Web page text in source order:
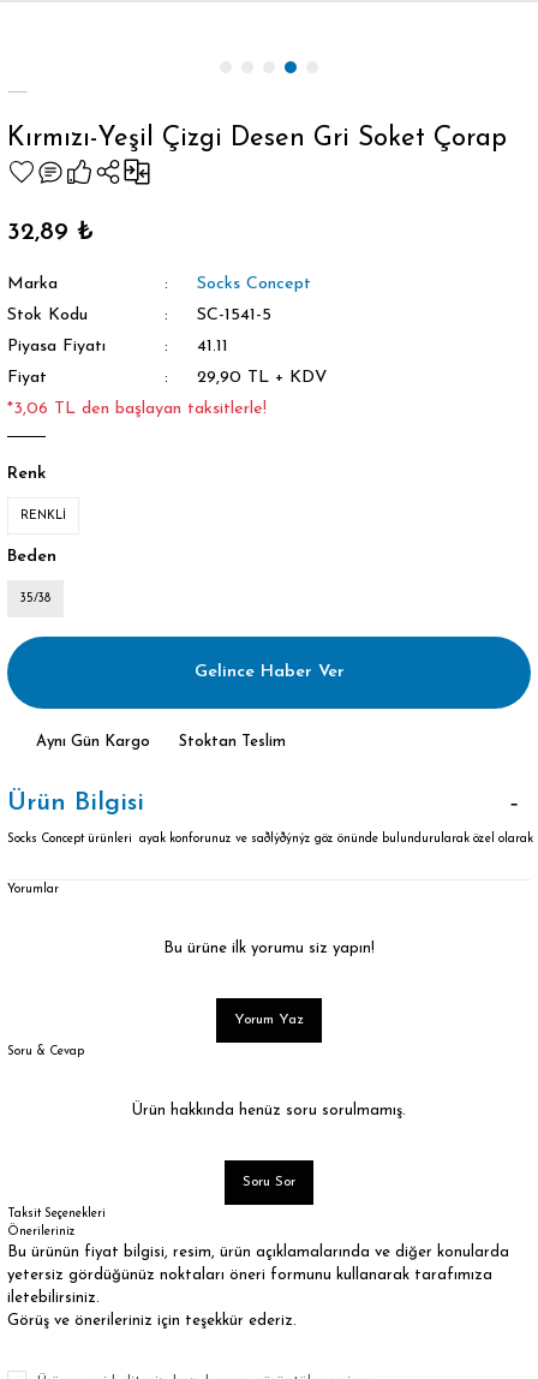
Kırmızı-Yeşil Çizgi Desen Gri Soket Çorap
32,89 ₺
Marka
Socks Concept
Stok Kodu
SC-1541-5
Piyasa Fiyatı
41.11
Fiyat
29,90 TL + KDV
*3,06 TL den başlayan taksitlerle!
Renk
RENKLİ
Beden
35/38
Gelince Haber Ver
Aynı Gün Kargo Stoktan Teslim
Ürün Bilgisi
Socks Concept ürünleri ayak konforunuz ve saðlýðýnýz göz önünde bulundurularak özel
Yorumlar
Bu ürüne ilk yorumu siz yapın!
Yorum Yaz
Soru & Cevap
Ürün hakkında henüz soru sorulmamış.
Soru Sor
Taksit Seçenekleri
Önerileriniz
Bu ürünün fiyat bilgisi, resim, ürün açıklamalarında ve diğer konularda
yetersiz gördüğünüz noktaları öneri formunu kullanarak tarafımıza
iletebilirsiniz.
Görüş ve önerileriniz için teşekkür ederiz.